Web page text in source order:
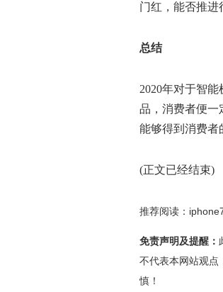
门红，能否推进
总结
2020年对于智
品，消费者便一
能够得到消费者
(正文已经结束)
推荐阅读：
免责声明及提醒：
不代表本网站观点
慎！